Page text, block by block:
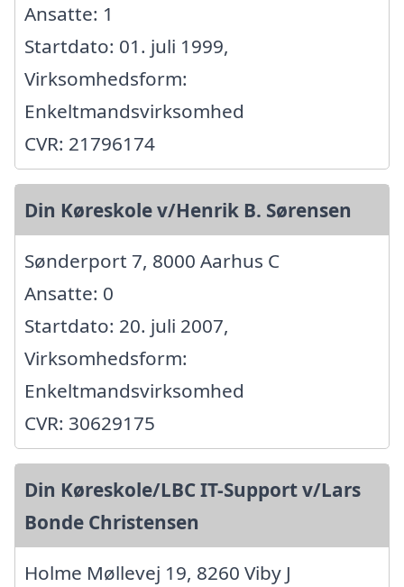
Ansatte: 1
Startdato: 01. juli 1999,
Virksomhedsform:
Enkeltmandsvirksomhed
CVR: 21796174
Din Køreskole v/Henrik B. Sørensen
Sønderport 7, 8000 Aarhus C
Ansatte: 0
Startdato: 20. juli 2007,
Virksomhedsform:
Enkeltmandsvirksomhed
CVR: 30629175
Din Køreskole/LBC IT-Support v/Lars
Bonde Christensen
Holme Møllevej 19, 8260 Viby J